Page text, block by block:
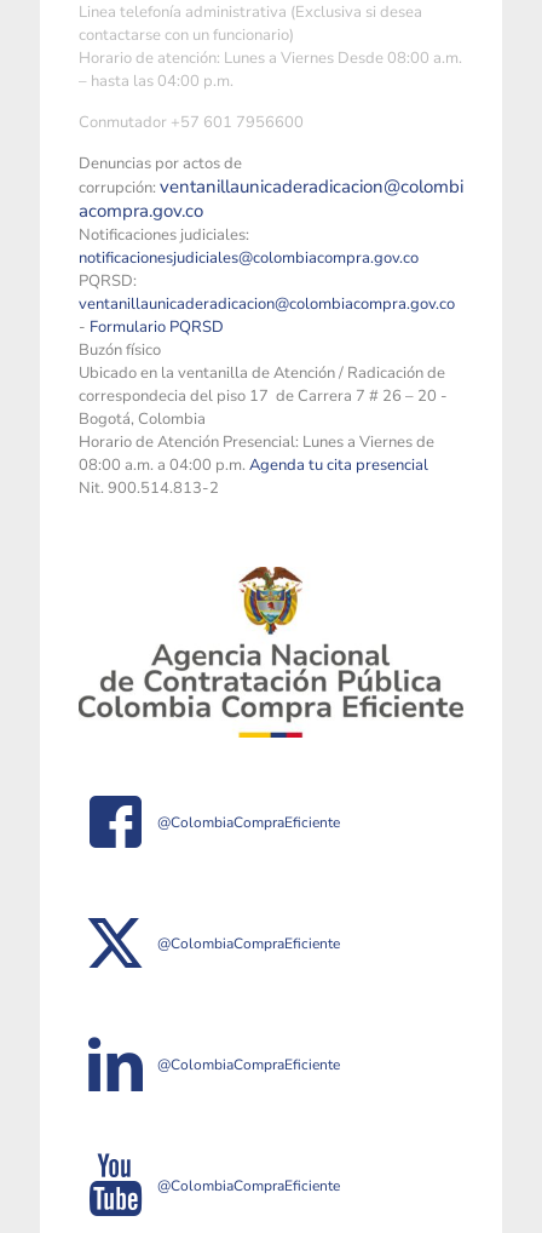
Linea telefonía administrativa (Exclusiva si desea
contactarse con un funcionario)
Horario de atención: Lunes a Viernes Desde 08:00 a.m.
– hasta las 04:00 p.m.
Conmutador +57 601 7956600
Denuncias por actos de
corrupción: ventanillaunicaderadicacion@colombi
acompra.gov.co
Notificaciones judiciales:
notificacionesjudiciales@colombiacompra.gov.co
PQRSD:
ventanillaunicaderadicacion@colombiacompra.gov.co
- Formulario PQRSD
Buzón físico
Ubicado en la ventanilla de Atención / Radicación de
correspondecia del piso 17 de Carrera 7 # 26 – 20 -
Bogotá, Colombia
Horario de Atención Presencial: Lunes a Viernes de
08:00 a.m. a 04:00 p.m. Agenda tu cita presencial
Nit. 900.514.813-2
@ColombiaCompraEficiente
@ColombiaCompraEficiente
@ColombiaCompraEficiente
@ColombiaCompraEficiente